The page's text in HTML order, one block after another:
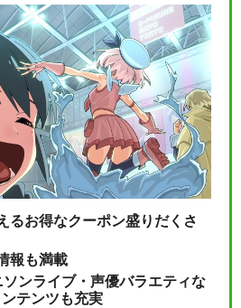
るお得なクーポン盛りだくさ
報も満載
ンライブ・声優バラエティな
テンツも充実